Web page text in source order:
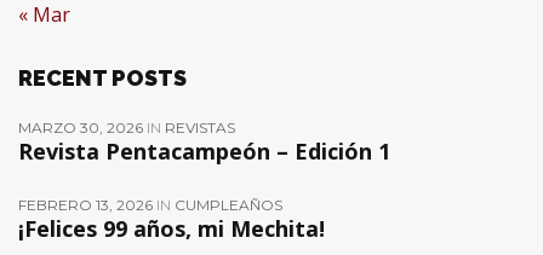
« Mar
RECENT POSTS
MARZO 30, 2026 IN REVISTAS
Revista Pentacampeón – Edición 1
FEBRERO 13, 2026 IN CUMPLEAÑOS
¡Felices 99 años, mi Mechita!